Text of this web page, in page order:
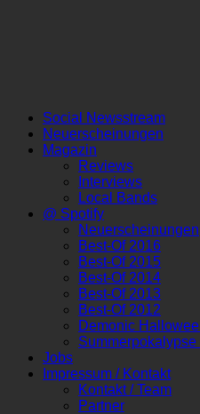
Social Newsstream
Neuerscheinungen
Magazin
Reviews
Interviews
Local Bands
@ Spotify
Neuerscheinungen
Best-Of 2016
Best-Of 2015
Best-Of 2014
Best-Of 2013
Best-Of 2012
Demonic
Summerpokalypse
Jobs
Impressum / Kontakt
Kontakt / Team
Partner